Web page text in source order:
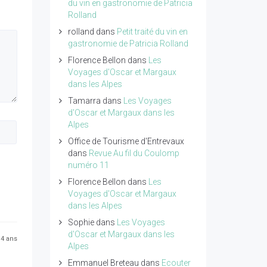
ans
du vin en gastronomie de Patricia
Rolland
rolland dans Petit traité du vin en
gastronomie de Patricia Rolland
Florence Bellon dans
Les
Voyages d'Oscar et Margaux
dans les Alpes
Tamarra dans
Les Voyages
d'Oscar et Margaux dans les
Alpes
Office de Tourisme d'Entrevaux
dans Revue Au fil du Coulomp
numéro 11
Florence Bellon dans
Les
Voyages d'Oscar et Margaux
dans les Alpes
Sophiedans
Les Voyages
d'Oscar et Margaux dans les
Alpes
Emmanuel Breteau dans Ecouter